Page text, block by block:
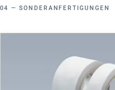
SONDERANFERTIGUNGEN